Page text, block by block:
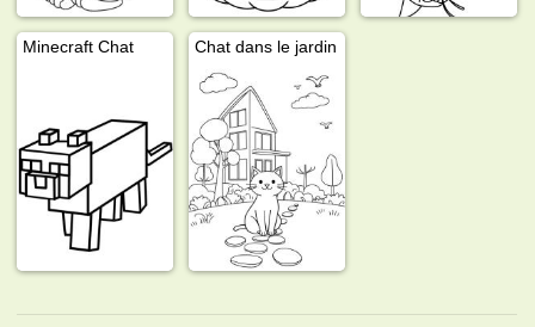
Minecraft Chat Chat dans le jardin